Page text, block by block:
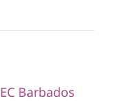
EC Barbados